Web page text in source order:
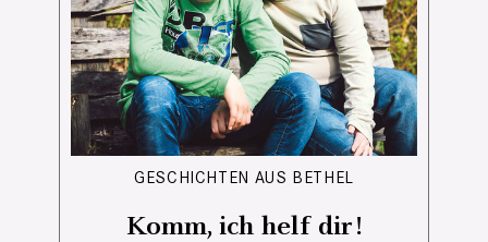
GESCHICHTEN AUS BETHEL
Komm, ich helf dir!